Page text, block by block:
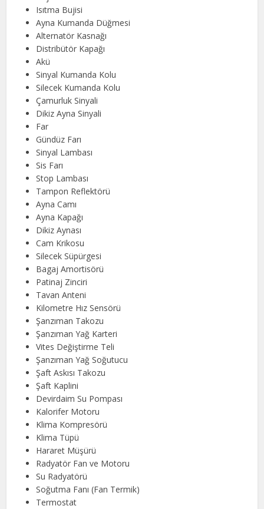
Isıtma Bujisi
Ayna Kumanda Düğmesi
Alternatör Kasnağı
Distribütör Kapağı
Akü
Sinyal Kumanda Kolu
Silecek Kumanda Kolu
Çamurluk Sinyali
Dikiz Ayna Sinyali
Far
Gündüz Farı
Sinyal Lambası
Sis Farı
Stop Lambası
Tampon Reflektörü
Ayna Camı
Ayna Kapağı
Dikiz Aynası
Cam Krikosu
Silecek Süpürgesi
Bagaj Amortisörü
Patinaj Zinciri
Tavan Anteni
Kilometre Hız Sensörü
Şanzıman Takozu
Şanzıman Yağ Karteri
Vites Değiştirme Teli
Şanzıman Yağ Soğutucu
Şaft Askısı Takozu
Şaft Kaplini
Devirdaim Su Pompası
Kalorifer Motoru
Klima Kompresörü
Klima Tüpü
Hararet Müşürü
Radyatör Fan ve Motoru
Su Radyatörü
Soğutma Fanı (Fan Termik)
Termostat